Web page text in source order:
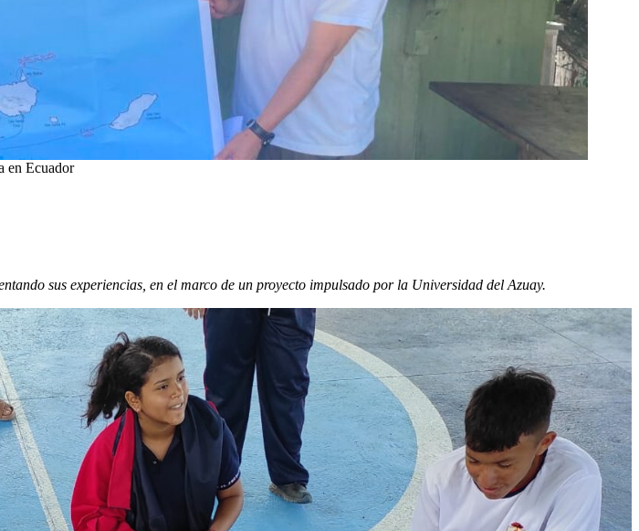
en Ecuador
sus experiencias, en el marco de un proyecto impulsado por la Universidad del Azuay.